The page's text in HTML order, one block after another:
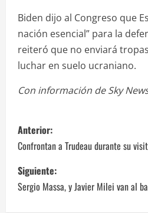
Biden dijo al Congreso que
nación esencial” para la
reiteró que no enviará
luchar en suelo ucraniano.
Con información de Sky
N
a
v
e
Anterior:
Confrontan a Trudeau durante su
Siguiente:
Sergio Massa, y Javier Milei van al